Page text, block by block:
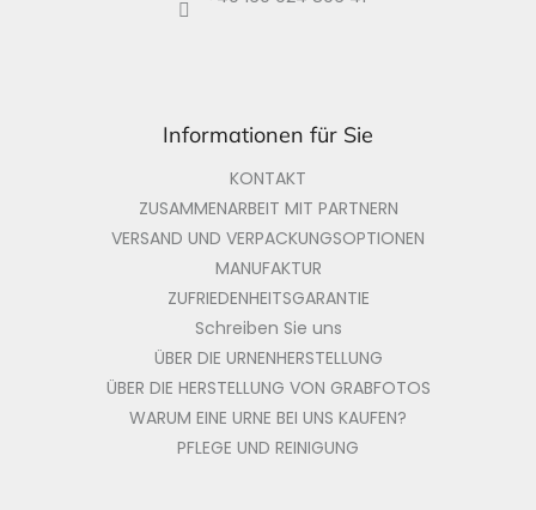
Informationen für Sie
KONTAKT
ZUSAMMENARBEIT MIT PARTNERN
VERSAND UND VERPACKUNGSOPTIONEN
MANUFAKTUR
ZUFRIEDENHEITSGARANTIE
Schreiben Sie uns
ÜBER DIE URNENHERSTELLUNG
ÜBER DIE HERSTELLUNG VON GRABFOTOS
WARUM EINE URNE BEI UNS KAUFEN?
PFLEGE UND REINIGUNG